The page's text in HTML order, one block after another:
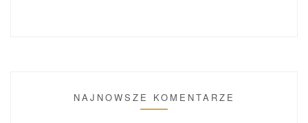
NAJNOWSZE KOMENTARZE